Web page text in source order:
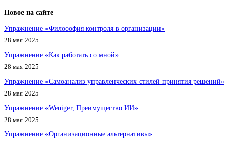
Новое на сайте
Упражнение «Философия контроля в организации»
28 мая 2025
Упражнение «Как работать со мной»
28 мая 2025
Упражнение «Самоанализ управленческих стилей принятия решений»
28 мая 2025
Упражнение «Weniger, Преимущество ИИ»
28 мая 2025
Упражнение «Организационные альтернативы»